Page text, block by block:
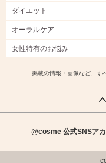
ダイエット
オーラルケア
女性特有のお悩み
掲載の情報・画像など、す
@cosme 公式SNSア